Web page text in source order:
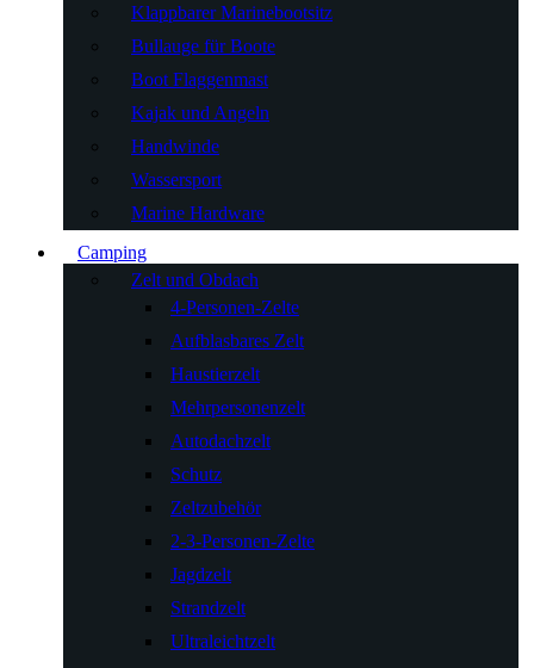
Klappbarer Marinebootsitz
Bullauge für Boote
Boot Flaggenmast
Kajak und Angeln
Handwinde
Wassersport
Marine Hardware
Camping
Zelt und Obdach
4-Personen-Zelte
Aufblasbares Zelt
Haustierzelt
Mehrpersonenzelt
Autodachzelt
Schutz
Zeltzubehör
2-3-Personen-Zelte
Jagdzelt
Strandzelt
Ultraleichtzelt